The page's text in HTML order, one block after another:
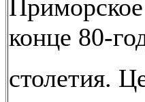
конце 80-
столетия.